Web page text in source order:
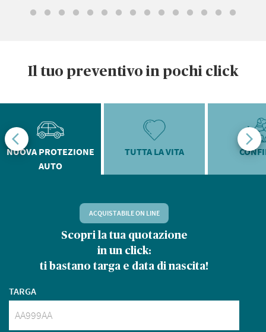
Il tuo preventivo in pochi click
NUOVA PROTEZIONE
AUTO
TUTTA LA VITA
ACQUISTABILE ON LINE
Scopri la tua quotazione
in un click:
ti bastano targa e data di nascita!
TARGA